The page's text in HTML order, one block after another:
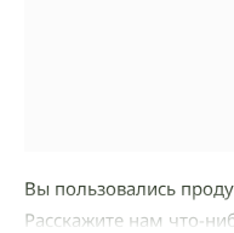
Вы пользовались
Расскажите нам что-